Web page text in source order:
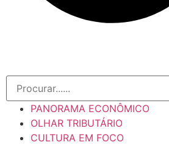
PANORAMA ECONÔMICO
OLHAR TRIBUTÁRIO
CULTURA EM FOCO